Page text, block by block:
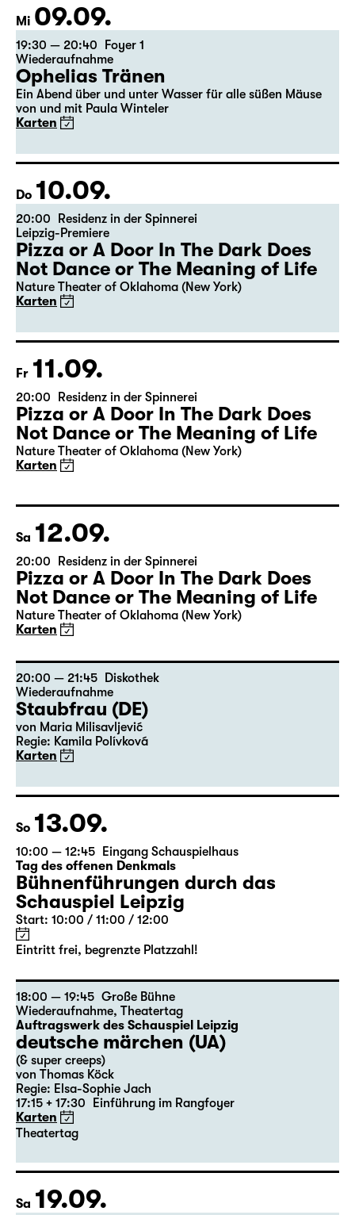
Mi 09.09.
19:30 — 20:40
Foyer 1
Wiederaufnahme
Ophelias Tränen
Ein Abend über und unter Wasser für alle süßen Mäuse
von und mit Paula Winteler
Karten
Do 10.09.
20:00
Residenz in der Spinnerei
Leipzig-Premiere
Pizza or A Door In The Dark Does
Not Dance or The Meaning of Life
Nature Theater of Oklahoma (New York)
Karten
Fr 11.09.
20:00 Residenz in der Spinnerei
Pizza or A Door In The Dark Does
Not Dance or The Meaning of Life
Nature Theater of Oklahoma (New York)
Karten
Sa 12.09.
20:00 Residenz in der Spinnerei
Pizza or A Door In The Dark Does
Not Dance or The Meaning of Life
Nature Theater of Oklahoma (New York)
Karten
20:00 — 21:45
Diskothek
Wiederaufnahme
Staubfrau (DE)
von Maria Milisavljević
Regie: Kamila Polívková
Karten
So 13.09.
10:00 — 12:45
Eingang Schauspielhaus
Tag des offenen Denkmals
Bühnenführungen durch das
Schauspiel Leipzig
Start: 10:00 / 11:00 / 12:00
Eintritt frei, begrenzte Platzzahl!
18:00 — 19:45 Große Bühne
Wiederaufnahme, Theatertag
Auftragswerk des Schauspiel Leipzig
deutsche märchen (UA)
(& super creeps)
von Thomas Köck
Regie: Elsa-Sophie Jach
17:15 + 17:30
Einführung im Rangfoyer
Karten
Theatertag
Sa 19.09.